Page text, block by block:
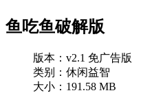
鱼吃鱼破解版
版本：v2.1 免广告版
类别：休闲益智
大小：191.58 MB